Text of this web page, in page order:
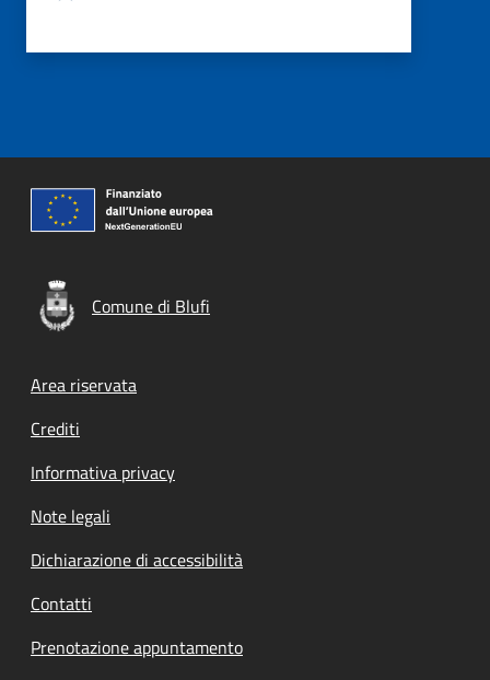
Comune di Blufi
Footer menu
Area riservata
Crediti
Informativa privacy
Note legali
Dichiarazione di accessibilità
Contatti
Prenotazione appuntamento